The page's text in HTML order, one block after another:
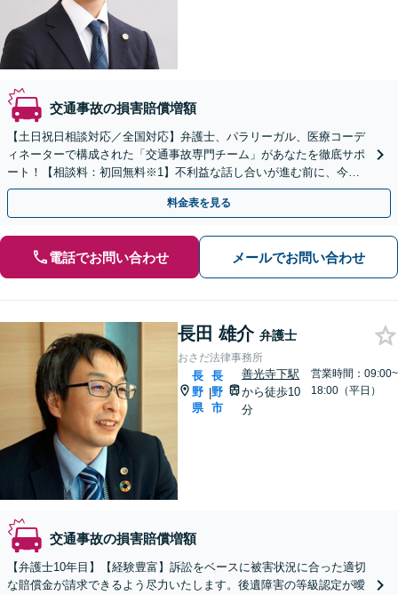
交通事故の損害賠償増額
【土日祝日相談対応／全国対応】弁護士、パラリーガル、医療コーデ
ィネーターで構成された「交通事故専門チーム」があなたを徹底サポ
ート！【相談料：初回無料※1】不利益な話し合いが進む前に、今す
ぐ相談！
料金表を見る
電話でお問い合わせ メールでお問い合わせ
長田 雄介 弁護士
おさだ法律事務所
長
野
県
|
長
野
市
善光寺下駅
から徒歩10
分
営業時間：09:00~
18:00（平日）
交通事故の損害賠償増額
【弁護士10年目】【経験豊富】訴訟をベースに被害状況に合った適切
な賠償金が請求できるよう尽力いたします。後遺障害の等級認定が曖